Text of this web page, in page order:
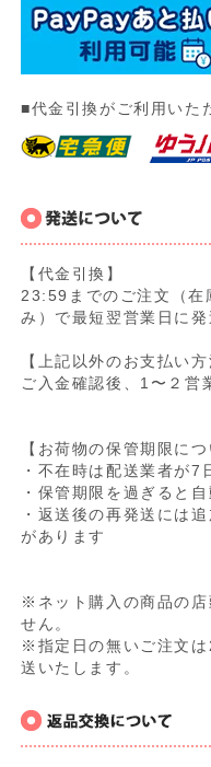
■代金引換がご利用いた
【代金引換】
23:59までのご注文（在
み）で最短翌営業日に発
【上記以外のお支払い方
ご入金確認後、1〜２営
【お荷物の保管期限につ
・不在時は配送業者が7
・保管期限を過ぎると
・返送後の再発送には
があります
※ネット購入の商品の店
せん。
※指定日の無いご注文
送いたします。